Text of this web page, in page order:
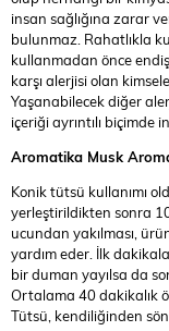
insan sağlığına zarar
bulunmaz. Rahatlıkla
kullanmadan önce
karşı alerjisi olan
Yaşanabilecek diğer
içeriği ayrıntılı biçimde
Aromatika Musk
Konik tütsü kullanımı
yerleştirildikten sonra
ucundan yakılması,
yardım eder. İlk
bir duman yayılsa da
Ortalama 40 dakikalık
Tütsü, kendiliğinden